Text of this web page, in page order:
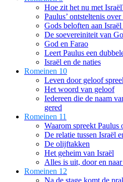
Hoe zit het nu met
Paulus’ ontsteltenis
Gods beloften aan
De soevereiniteit van
God en Farao
Leert Paulus een
Israël en de naties
Romeinen 10
Leven door geloof
Het woord van geloof
Iedereen die de naam
gered
Romeinen 11
Waarom spreekt Paulus
De relatie tussen Israël
De olijftakken
Het geheim van Israël
Alles is uit, door en
Romeinen 12